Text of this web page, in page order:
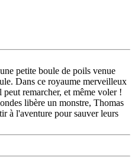
petite boule de poils venue
Dans ce royaume merveilleux
remarcher, et même voler !
libère un monstre, Thomas
à l'aventure pour sauver leurs